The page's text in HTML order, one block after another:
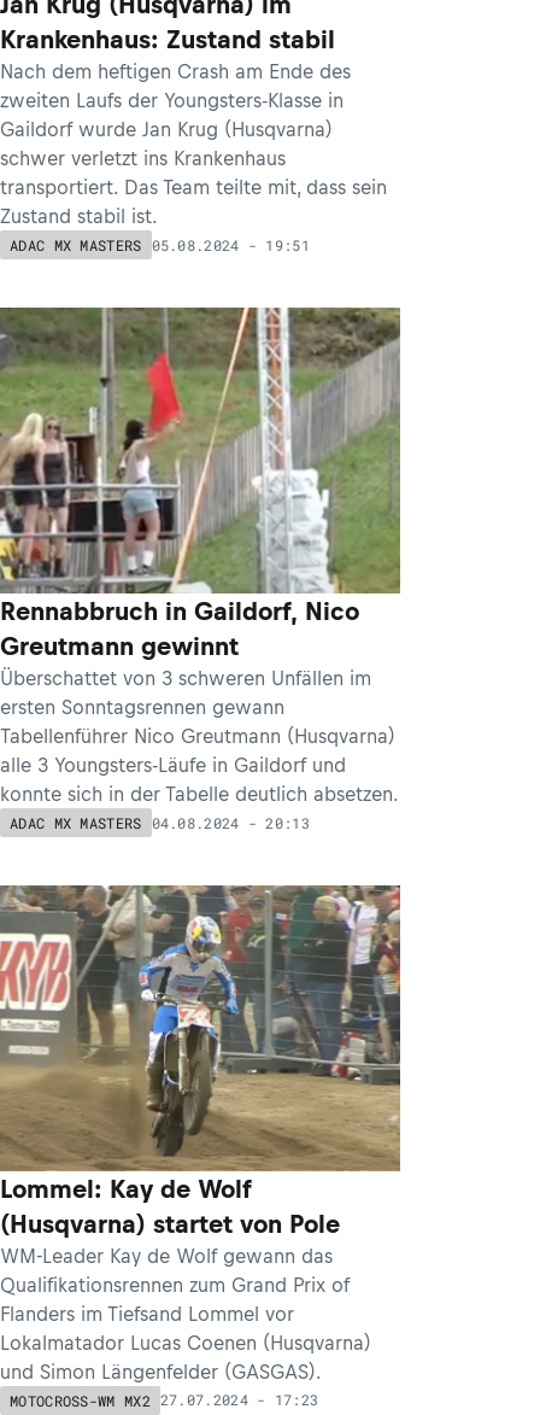
Krankenhaus: Zustand stabil
Nach dem heftigen Crash am Ende des
zweiten Laufs der Youngsters-Klasse in
Gaildorf wurde Jan Krug (Husqvarna)
schwer verletzt ins Krankenhaus
transportiert. Das Team teilte mit, dass sein
Zustand stabil ist.
ADAC MX MASTERS 05.08.2024 - 19:51
​Rennabbruch in Gaildorf, Nico
Greutmann gewinnt
Überschattet von 3 schweren Unfällen im
ersten Sonntagsrennen gewann
Tabellenführer Nico Greutmann (Husqvarna)
alle 3 Youngsters-Läufe in Gaildorf und
konnte sich in der Tabelle deutlich absetzen.
ADAC MX MASTERS 04.08.2024 - 20:13
Lommel: Kay de Wolf
(Husqvarna) startet von Pole
WM-Leader Kay de Wolf gewann das
Qualifikationsrennen zum Grand Prix of
Flanders im Tiefsand Lommel vor
Lokalmatador Lucas Coenen (Husqvarna)
und Simon Längenfelder (GASGAS).
MOTOCROSS-WM MX2 27.07.2024 - 17:23